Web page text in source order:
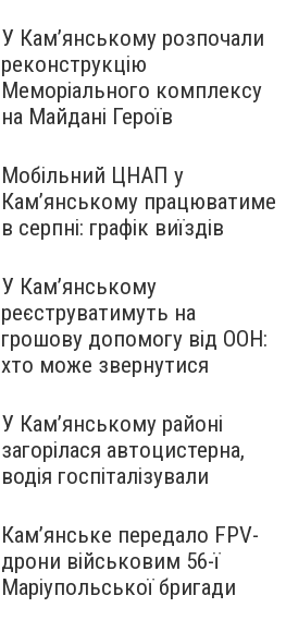
У Кам’янському розпочали
реконструкцію
Меморіального комплексу
на Майдані Героїв
Мобільний ЦНАП у
Кам’янському працюватиме
в серпні: графік виїздів
У Кам’янському
реєструватимуть на
грошову допомогу від ООН:
хто може звернутися
У Кам’янському районі
загорілася автоцистерна,
водія госпіталізували
Кам’янське передало FPV-
дрони військовим 56-ї
Маріупольської бригади